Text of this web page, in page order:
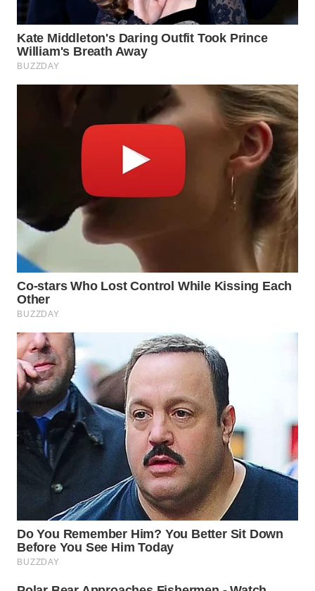
DANAU
TOBA
WN
SELATAN
TANJUNG
LESUNG
KARO
WN
SIMALUNGUN
WN
LABUHANBATU
WN
TAPANULI
TENGAH
WN DELI
SERDANG